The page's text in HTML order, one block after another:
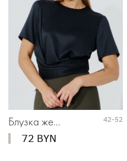
Блузка женская 2536 42-52
72 BYN